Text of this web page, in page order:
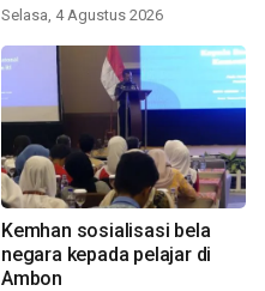
Selasa, 4 Agustus 2026
Kemhan sosialisasi bela
negara kepada pelajar di
Ambon